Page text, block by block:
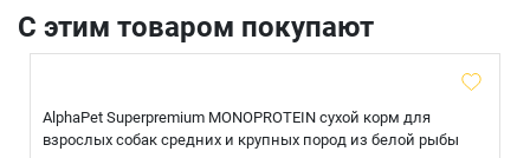
С этим товаром покупают
AlphaPet Superpremium MONOPROTEIN сухой корм для
взрослых собак средних и крупных пород из белой рыбы